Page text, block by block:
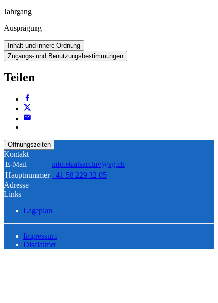
Jahrgang
Ausprägung
Inhalt und innere Ordnung
Zugangs- und Benutzungsbestimmungen
Teilen
Öffnungszeiten
Kontakt
E-Mail
info.staatsarchiv@sg.ch
Hauptnummer +41 58 229 32 05
Adresse
Links
Lageplan
Impressum
Disclaimer